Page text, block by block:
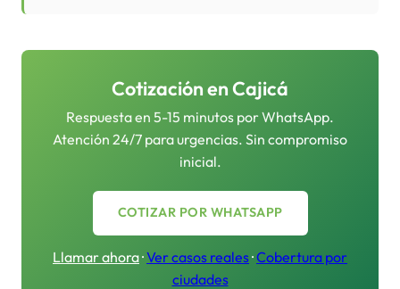
Cotización enCajicá
Respuesta en 5-15 minutos por WhatsApp.
Atención 24/7 para urgencias. Sin compromiso
inicial.
COTIZAR POR WHATSAPP
Llamar ahora·Ver casos reales·Cobertura por
ciudades